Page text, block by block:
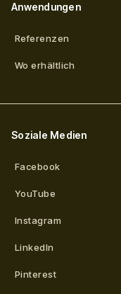
Anwendungen
Referenzen
Wo erhältlich
Soziale Medien
Facebook
YouTube
Instagram
LinkedIn
Pinterest